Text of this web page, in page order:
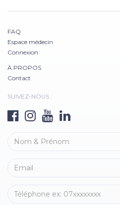
FAQ
Espace médecin
Connexion
À PROPOS
Contact
SUIVEZ-NOUS :